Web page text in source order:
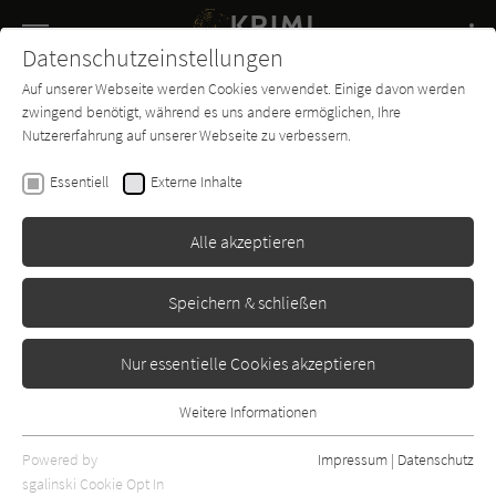
SUCHE
Buch-
Entdecker
Forum Charts
Arnaldur Indriðason
Tage der Schuld
Erschienen: Januar 2016 Bibliogr. Angaben
Datenschutzeinstellungen
Auf unserer Webseite werden Cookies verwendet. Einige davon werden
zwingend benötigt, während es uns andere ermöglichen, Ihre
Nutzererfahrung auf unserer Webseite zu verbessern.
Essentiell Externe Inhalte
Alle akzeptieren
Speichern & schließen
Nur essentielle Cookies akzeptieren
Essentielle Cookies werden für grundlegende Funktionen der
Webseite benötigt. Dadurch ist gewährleistet, dass die Webseite
Weitere Informationen
Powered by
sgalinski Cookie Opt In
Impressum | Datenschutz